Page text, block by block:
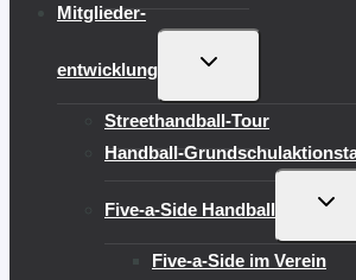
Mitglieder-
entwicklung
UNTERMENÜ
Streethandball-Tour
Handball-
Five-a-Side Handball
Five-a-Side im Verein